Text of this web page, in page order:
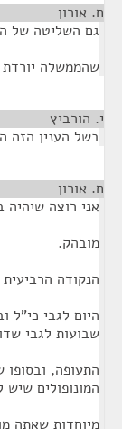
ח. אורון
גם השליטה של
שהממשלה יורדת ל-
י. הורביץ
בשל הענין הזה
ח. אורון
אני רוצה
מובהק.
הנקודה
היום לגבי כי"ל
שבועות לגבי
התעופה,
המונופולים שיש
מיוחדות שאתה